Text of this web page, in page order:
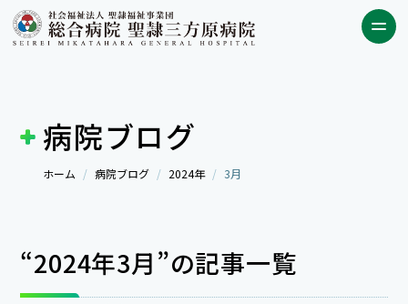
病院ブログ
ホーム 病院ブログ 2024年 3月
“2024年3月”の記事一覧